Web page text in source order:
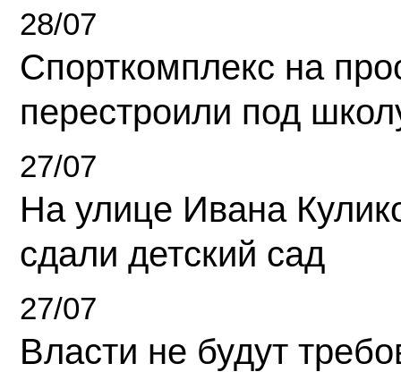
28/07
Спорткомплекс на
перестроили под
27/07
На улице Ивана
сдали детский сад
27/07
Власти не будут